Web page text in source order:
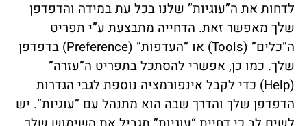
לדחות את ה”עוגיות” שלנו בכל עת במידה והדפדפן
שלך מאפשר זאת. הדחייה מתבצעת ע”י תפריט
ה”כלים” (Tools) או “העדפות” (Preference) בדפדפן
שלך. כמו כן, אפשרי להסתכל בתפריט ה”עזרה”
(Help) כדי לקבל אינפורמציה נוספת לגבי הגדרות
הדפדפן שלך והדרך שבה הוא מתנהל עם “עוגיות”. יש